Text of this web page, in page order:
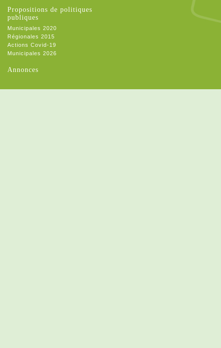
Propositions de politiques
publiques
Municipales 2020
Régionales 2015
Actions Covid-19
Municipales 2026
Annonces